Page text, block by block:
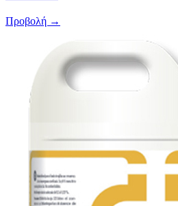
Προβολή →